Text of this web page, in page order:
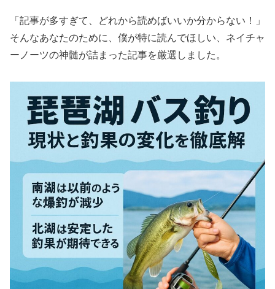
「記事が多すぎて、どれから読めばいいか分からない！」
そんなあなたのために、僕が特に読んでほしい、ネイチャ
ーノーツの神髄が詰まった記事を厳選しました。